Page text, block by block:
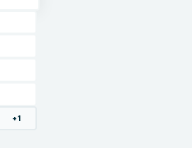
+1